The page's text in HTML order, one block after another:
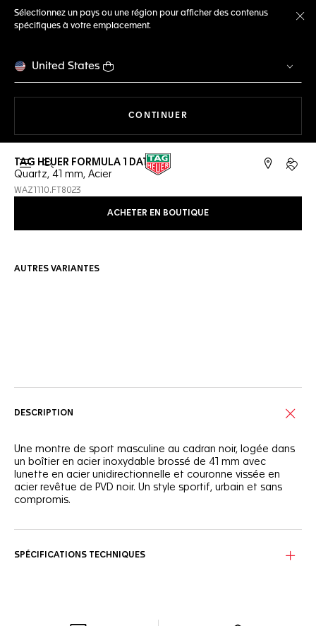
Sélectionnez un pays ou une région pour afficher des contenus
spécifiques à votre emplacement.
United States
CONTINUER
Ouvrir la barre de recherche
TAG HEUER FORMULA 1 DATE
Quartz, 41 mm, Acier
WAZ1110.FT8023
ACHETER EN BOUTIQUE
AUTRES VARIANTES
DESCRIPTION
Une montre de sport masculine au cadran noir, logée dans
un boîtier en acier inoxydable brossé de 41 mm avec
lunette en acier unidirectionnelle et couronne vissée en
acier revêtue de PVD noir. Un style sportif, urbain et sans
compromis.
SPÉCIFICATIONS TECHNIQUES